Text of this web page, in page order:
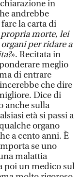
in
andrebbe
la carta di
morte, lei
per ridare a
». Recitata in
meglio
di entrare
che dire
Dice di
anche sulla
età si passi a
organo
a cento anni. È
se uno
malattia
poi un medico sul